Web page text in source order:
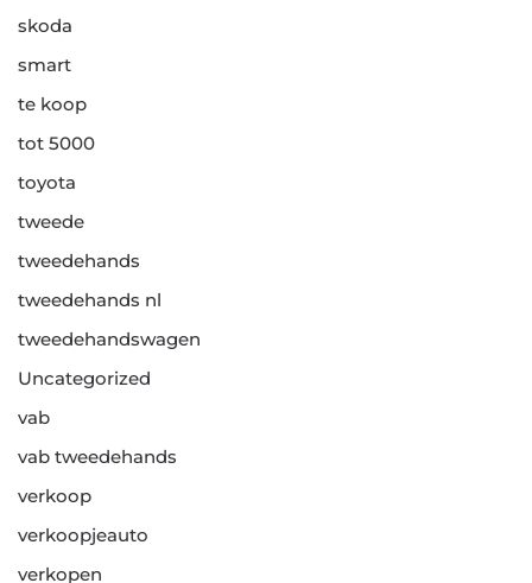
skoda
smart
te koop
tot 5000
toyota
tweede
tweedehands
tweedehands nl
tweedehandswagen
Uncategorized
vab
vab tweedehands
verkoop
verkoopjeauto
verkopen